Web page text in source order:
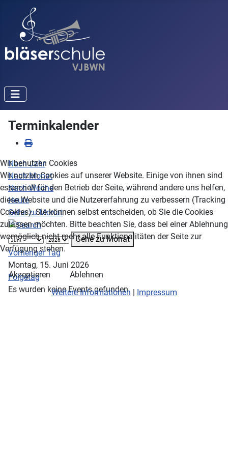
Terminkalender
Nach Jahr
Nach Monat
Nach Woche
Heute
Gehe zu Monat
Gehe zu Monat
Vorheriger Tag
Montag, 15. Juni 2026
Folgetag
Es wurden keine Events gefunden
Wir benutzen Cookies
Wir nutzen Cookies auf unserer Website. Einige von ihnen sind
essenziell für den Betrieb der Seite, während andere uns helfen,
diese Website und die Nutzererfahrung zu verbessern (Tracking
Cookies). Sie können selbst entscheiden, ob Sie die Cookies
zulassen möchten. Bitte beachten Sie, dass bei einer Ablehnung
womöglich nicht mehr alle Funktionalitäten der Seite zur
Verfügung stehen.
Akzeptieren
Ablehnen
Weitere Informationen | Impressum